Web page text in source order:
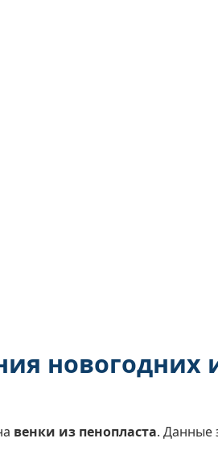
новогодних
венки из пенопласта. Данные